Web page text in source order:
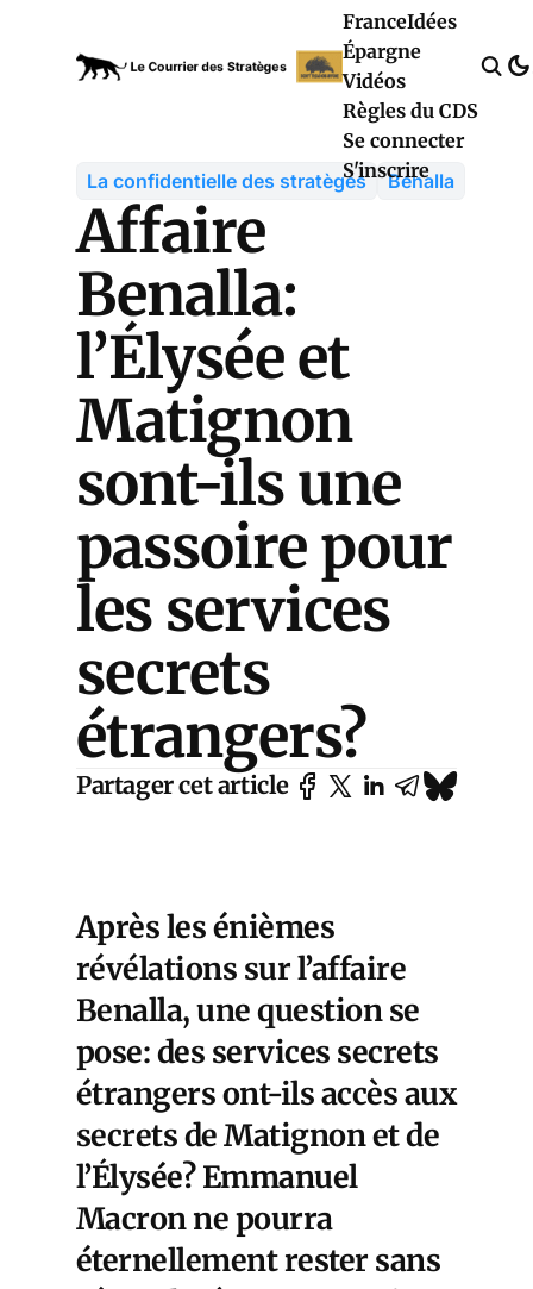
FranceIdées
Épargne
Vidéos
Règles du CDS
Se connecter
S'inscrire
La confidentielle des stratèges Benalla
Affaire
Benalla:
l’Élysée et
Matignon
sont-ils une
passoire pour
les services
secrets
étrangers?
Partager cet article
Après les énièmes
révélations sur l’affaire
Benalla, une question se
pose: des services secrets
étrangers ont-ils accès aux
secrets de Matignon et de
l’Élysée? Emmanuel
Macron ne pourra
éternellement rester sans